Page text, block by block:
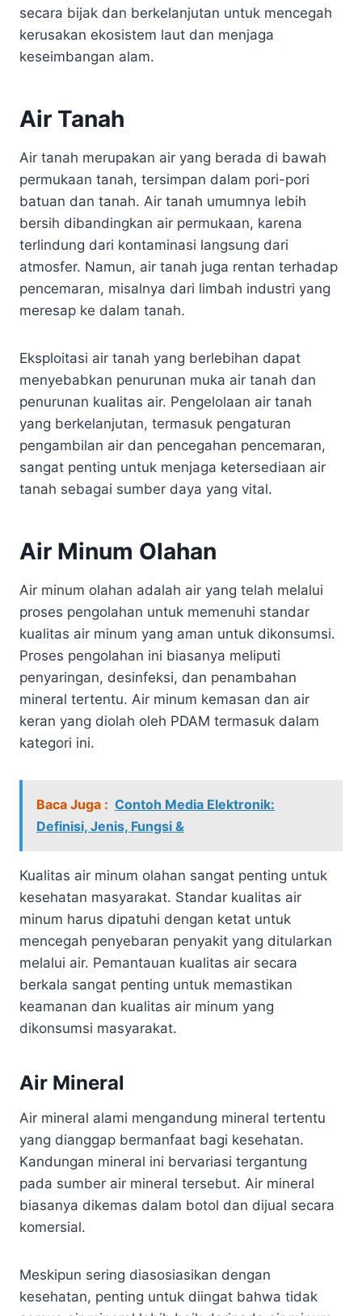
secara bijak dan berkelanjutan untuk mencegah
kerusakan ekosistem laut dan menjaga
keseimbangan alam.
Air Tanah
Air tanah merupakan air yang berada di bawah
permukaan tanah, tersimpan dalam pori-pori
batuan dan tanah. Air tanah umumnya lebih
bersih dibandingkan air permukaan, karena
terlindung dari kontaminasi langsung dari
atmosfer. Namun, air tanah juga rentan terhadap
pencemaran, misalnya dari limbah industri yang
meresap ke dalam tanah.
Eksploitasi air tanah yang berlebihan dapat
menyebabkan penurunan muka air tanah dan
penurunan kualitas air. Pengelolaan air tanah
yang berkelanjutan, termasuk pengaturan
pengambilan air dan pencegahan pencemaran,
sangat penting untuk menjaga ketersediaan air
tanah sebagai sumber daya yang vital.
Air Minum Olahan
Air minum olahan adalah air yang telah melalui
proses pengolahan untuk memenuhi standar
kualitas air minum yang aman untuk dikonsumsi.
Proses pengolahan ini biasanya meliputi
penyaringan, desinfeksi, dan penambahan
mineral tertentu. Air minum kemasan dan air
keran yang diolah oleh PDAM termasuk dalam
kategori ini.
Baca Juga : Contoh Media Elektronik:
Definisi, Jenis, Fungsi &
Kualitas air minum olahan sangat penting untuk
kesehatan masyarakat. Standar kualitas air
minum harus dipatuhi dengan ketat untuk
mencegah penyebaran penyakit yang ditularkan
melalui air. Pemantauan kualitas air secara
berkala sangat penting untuk memastikan
keamanan dan kualitas air minum yang
dikonsumsi masyarakat.
Air Mineral
Air mineral alami mengandung mineral tertentu
yang dianggap bermanfaat bagi kesehatan.
Kandungan mineral ini bervariasi tergantung
pada sumber air mineral tersebut. Air mineral
biasanya dikemas dalam botol dan dijual secara
komersial.
Meskipun sering diasosiasikan dengan
kesehatan, penting untuk diingat bahwa tidak